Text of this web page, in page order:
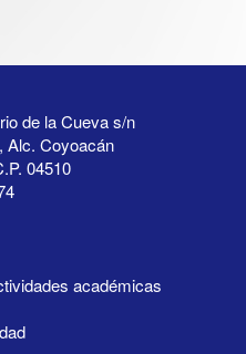
de la Cueva s/n
Alc. Coyoacán
04510
académicas